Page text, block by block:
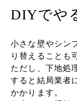
DIYでや
小さな壁やシン
り替えることも
ただし、下地処
すると結局業者
かかります。